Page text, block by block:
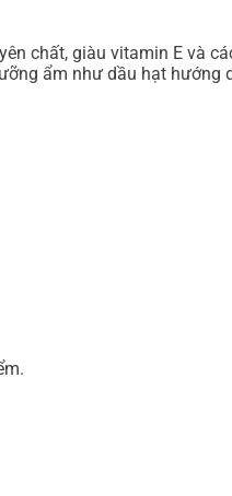
chất, giàu vitamin E và
ẩm như dầu hạt